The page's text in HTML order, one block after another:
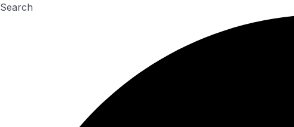
Search